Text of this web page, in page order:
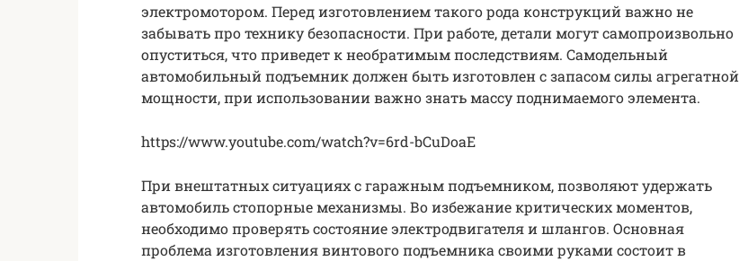
электромотором. Перед изготовлением такого рода конструкций важно не
забывать про технику безопасности. При работе, детали могут самопроизвольно
опуститься, что приведет к необратимым последствиям. Самодельный
автомобильный подъемник должен быть изготовлен с запасом силы агрегатной
мощности, при использовании важно знать массу поднимаемого элемента.
https://www.youtube.com/watch?v=6rd-bCuDoaE
При внештатных ситуациях с гаражным подъемником, позволяют удержать
автомобиль стопорные механизмы. Во избежание критических моментов,
необходимо проверять состояние электродвигателя и шлангов. Основная
проблема изготовления винтового подъемника своими руками состоит в